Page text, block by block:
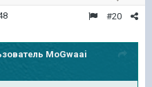
#20
MoGwaai